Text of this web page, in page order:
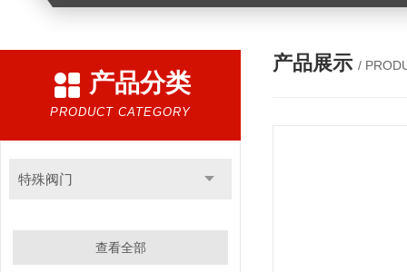
产品分类
PRODUCT CATEGORY
特殊阀门
查看全部
产品展示 /